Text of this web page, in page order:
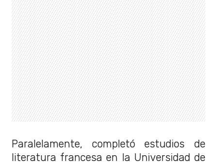
Paralelamente, completó estudios de
literatura francesa en la Universidad de